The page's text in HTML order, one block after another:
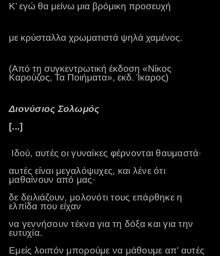
Κ’ εγώ θα μείνω μια βρόμικη προσευχή
με κρύσταλλα χρωματιστά ψηλά χαμένος.
(Από τη συγκεντρωτική έκδοση «Νίκος
Καρούζος, Τα Ποιήματα», εκδ. Ίκαρος)
Διονύσιος Σολωμός
[...]
Iδού, αυτές οι γυναίκες φέρνονται θαυμαστά·
αυτές είναι μεγαλόψυχες, και λένε ότι
μαθαίνουν από μας·
δε δειλιάζουν, μολονότι τους επάρθηκε η
ελπίδα που είχαν
να γεννήσουν τέκνα για τη δόξα και για την
ευτυχία.
Eμείς λοιπόν μπορούμε να μάθουμε απ’ αυτές